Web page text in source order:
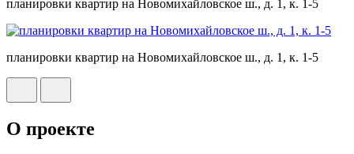
планировки квартир на Новомихайловское ш., д. 1, к. 1-5
планировки квартир на Новомихайловское ш., д. 1, к. 1-5
О проекте